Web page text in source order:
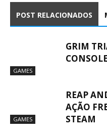
POST RELACIONADOS
GAMES
GRIM
GAMES
REAP
AÇÃO
STEAM